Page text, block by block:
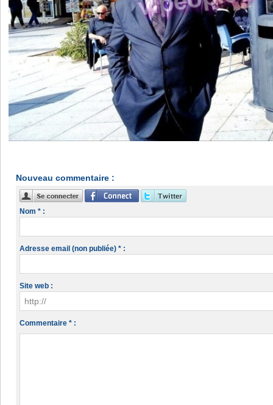
Nouveau commentaire :
Nom * :
Adresse email (non publiée) * :
Site web :
Commentaire * :